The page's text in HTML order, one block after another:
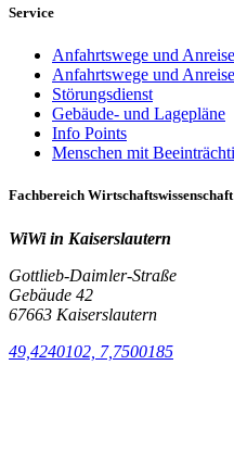
Service
Anfahrtswege und
Anfahrtswege und
Störungsdienst
Gebäude- und Lagepläne
Info Points
Menschen mit
Fachbereich Wirtschaftswissenschaft
WiWi in Kaiserslautern
Gottlieb-Daimler-Straße
Gebäude 42
67663 Kaiserslautern
49,4240102, 7,7500185